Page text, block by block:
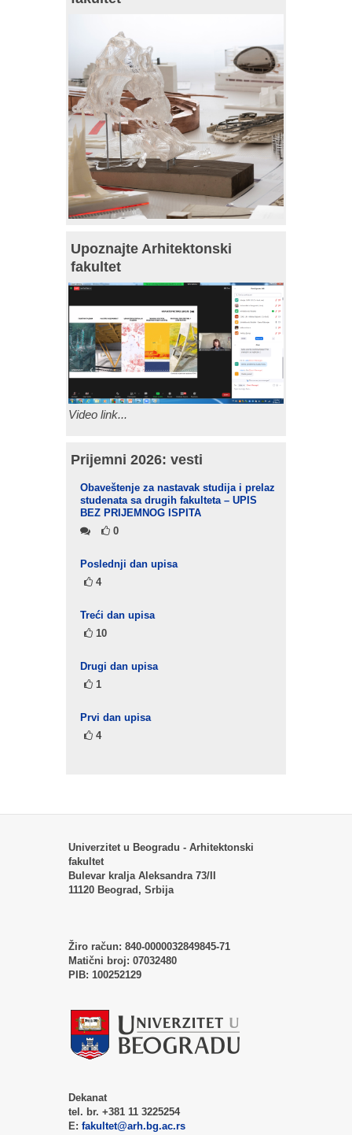
Upoznajte Arhitektonski
fakultet
Video link...
Prijemni 2026: vesti
Obaveštenje za nastavak studija i prelaz
studenata sa drugih fakulteta – UPIS
BEZ PRIJEMNOG ISPITA
0
Poslednji dan upisa
4
Treći dan upisa
10
Drugi dan upisa
1
Prvi dan upisa
4
Univerzitet u Beogradu - Arhitektonski
fakultet
Bulevar kralja Aleksandra 73/II
11120 Beograd, Srbija
Žiro račun: 840-0000032849845-71
Matični broj: 07032480
PIB: 100252129
Dekanat
tel. br. +381 11 3225254
E: fakultet@arh.bg.ac.rs